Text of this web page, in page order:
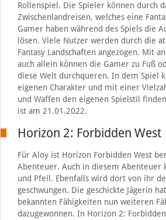
Rollenspiel. Die Spieler können durch
Zwischenlandreisen, welches eine
Gamer haben während des Spiels die
lösen. Viele Nutzer werden durch die
Fantasy Landschaften angezogen. Mit
auch allein können die Gamer zu Fuß
diese Welt durchqueren. In dem Spiel
eigenen Charakter und mit einer
und Waffen den eigenen Spielstil
ist am 21.01.2022.
Horizon 2: Forbidden West
Für Aloy ist Horizon Forbidden West
Abenteuer. Auch in diesem Abenteuer
und Pfeil. Ebenfalls wird dort von ihr
geschwungen. Die geschickte Jägerin
bekannten Fähigkeiten nun weiteren
dazugewonnen. In Horizon 2: